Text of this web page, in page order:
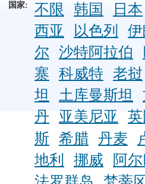
国家: 不限 韩国 日本
西亚
以色列 伊
尔
沙特阿拉伯
寨
科威特 老挝
坦
土库曼斯坦
丹
亚美尼亚 英
斯 希腊 丹麦
地利
挪威 阿